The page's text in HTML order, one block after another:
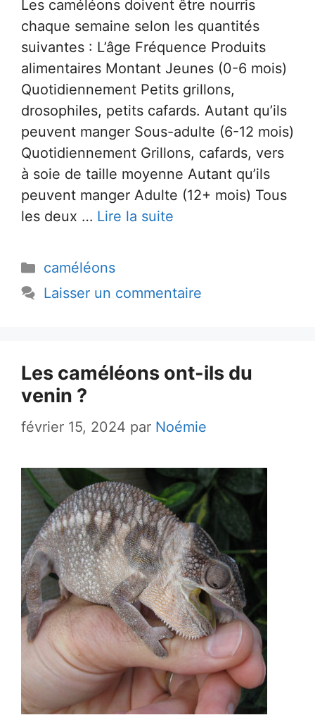
Les caméléons doivent être nourris
chaque semaine selon les quantités
suivantes : L’âge Fréquence Produits
alimentaires Montant Jeunes (0-6 mois)
Quotidiennement Petits grillons,
drosophiles, petits cafards. Autant qu’ils
peuvent manger Sous-adulte (6-12 mois)
Quotidiennement Grillons, cafards, vers
à soie de taille moyenne Autant qu’ils
peuvent manger Adulte (12+ mois) Tous
les deux … Lire la suite
Catégories
caméléons
Laisser un commentaire
Les caméléons ont-ils du
venin ?
février 15, 2024 par Noémie